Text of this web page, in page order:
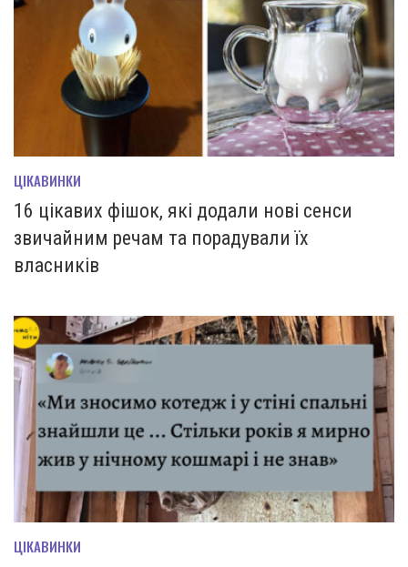
ЦІКАВИНКИ
16 цікавих фішок, які додали нові сенси
звичайним речам та порадували їх
власників
ЦІКАВИНКИ